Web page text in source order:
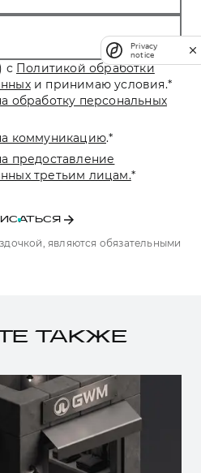
с Политикой обработки
и принимаю условия.*
обработку персональных
коммуникацию.*
предоставление
третьим лицам.*
являются обязательными
ТАКЖЕ
Privacy
notice